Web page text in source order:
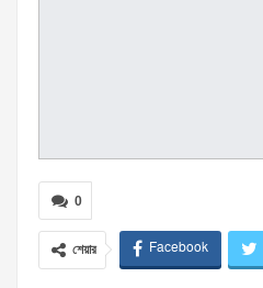
0
শেয়ার Facebook